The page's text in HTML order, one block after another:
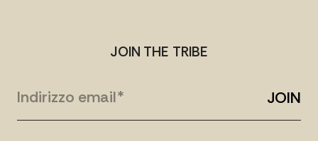
JOIN THE TRIBE
JOIN